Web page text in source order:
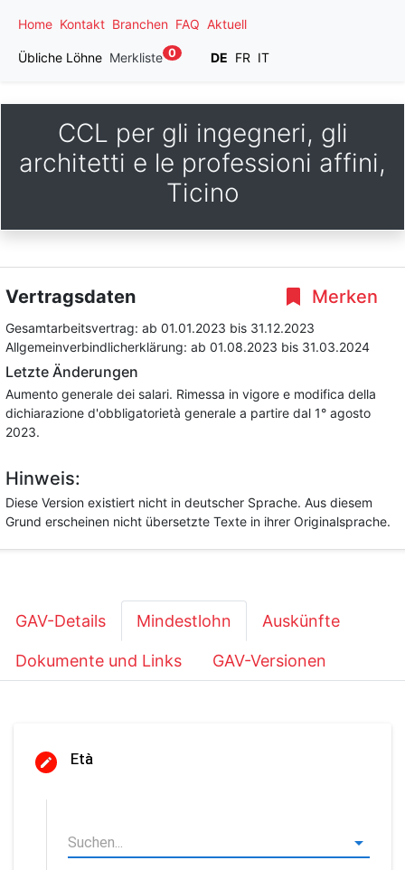
Home Kontakt Branchen FAQ Aktuell
Übliche Löhne Merkliste 0 DE FR IT
CCL per gli ingegneri, gli
architetti e le professioni affini,
Ticino
Merken
Vertragsdaten
Gesamtarbeitsvertrag: ab 01.01.2023 bis 31.12.2023
Allgemeinverbindlicherklärung: ab 01.08.2023 bis 31.03.2024
Letzte Änderungen
Aumento generale dei salari. Rimessa in vigore e modifica della
dichiarazione d'obbligatorietà generale a partire dal 1° agosto
2023.
Hinweis:
Diese Version existiert nicht in deutscher Sprache. Aus diesem
Grund erscheinen nicht übersetzte Texte in ihrer Originalsprache.
GAV-Details Mindestlohn Auskünfte
Dokumente und Links GAV-Versionen
Età